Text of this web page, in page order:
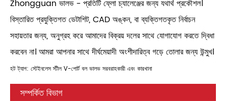
Zhongguan ভালভ - প্রতিটি ফ্লো চ্যালেঞ্জের জন্য যথার্থ প্রকৌশল।
বিস্তারিত প্রযুক্তিগত ডেটাশিট, CAD অঙ্কন, বা ব্যক্তিগতকৃত নির্বাচন
সহায়তার জন্য, অনুগ্রহ করে আমাদের বিক্রয় দলের সাথে যোগাযোগ করতে দ্বিধা
করবেন না। আমরা আপনার সাথে দীর্ঘমেয়াদী অংশীদারিত্ব গড়ে তোলার জন্য উন্মুখ।
হট ট্যাগ: স্টেইনলেস স্টীল V-পোর্ট বল ভালভ সরবরাহকারী এবং কারখানা
সম্পর্কিত বিভাগ